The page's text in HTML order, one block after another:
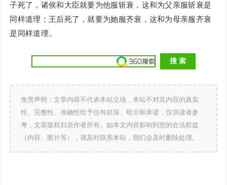
子死了，诸侯和大臣就要为他服斩衰，这和为父亲服斩衰是
同样道理；王后死了，就要为她服齐衰，这和为母亲服齐衰
是同样道理。
免责声明：文章内容不代表本站立场，本站不对其内容的真实
性、完整性、准确性给予任何担保、暗示和承诺，仅供读者参
考，文章版权归原作者所有。如本文内容影响到您的合法权益
（内容、图片等），请及时联系本站，我们会及时删除处理。